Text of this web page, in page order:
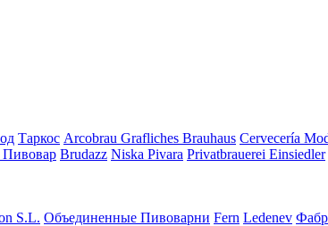
Таркос Arcobrau Grafliches Brauhaus Cervecería
Пивовар Brudazz Niska Pivara Privatbrauerei Einsiedler
S.L. Объединенные Пивоварни Fern Ledenev